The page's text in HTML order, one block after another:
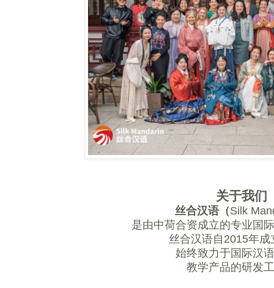
关于我们
丝合汉语（Silk
是由中荷合资成立的专业国
丝合汉语自2015年成
始终致力于国际汉
教学产品的研发